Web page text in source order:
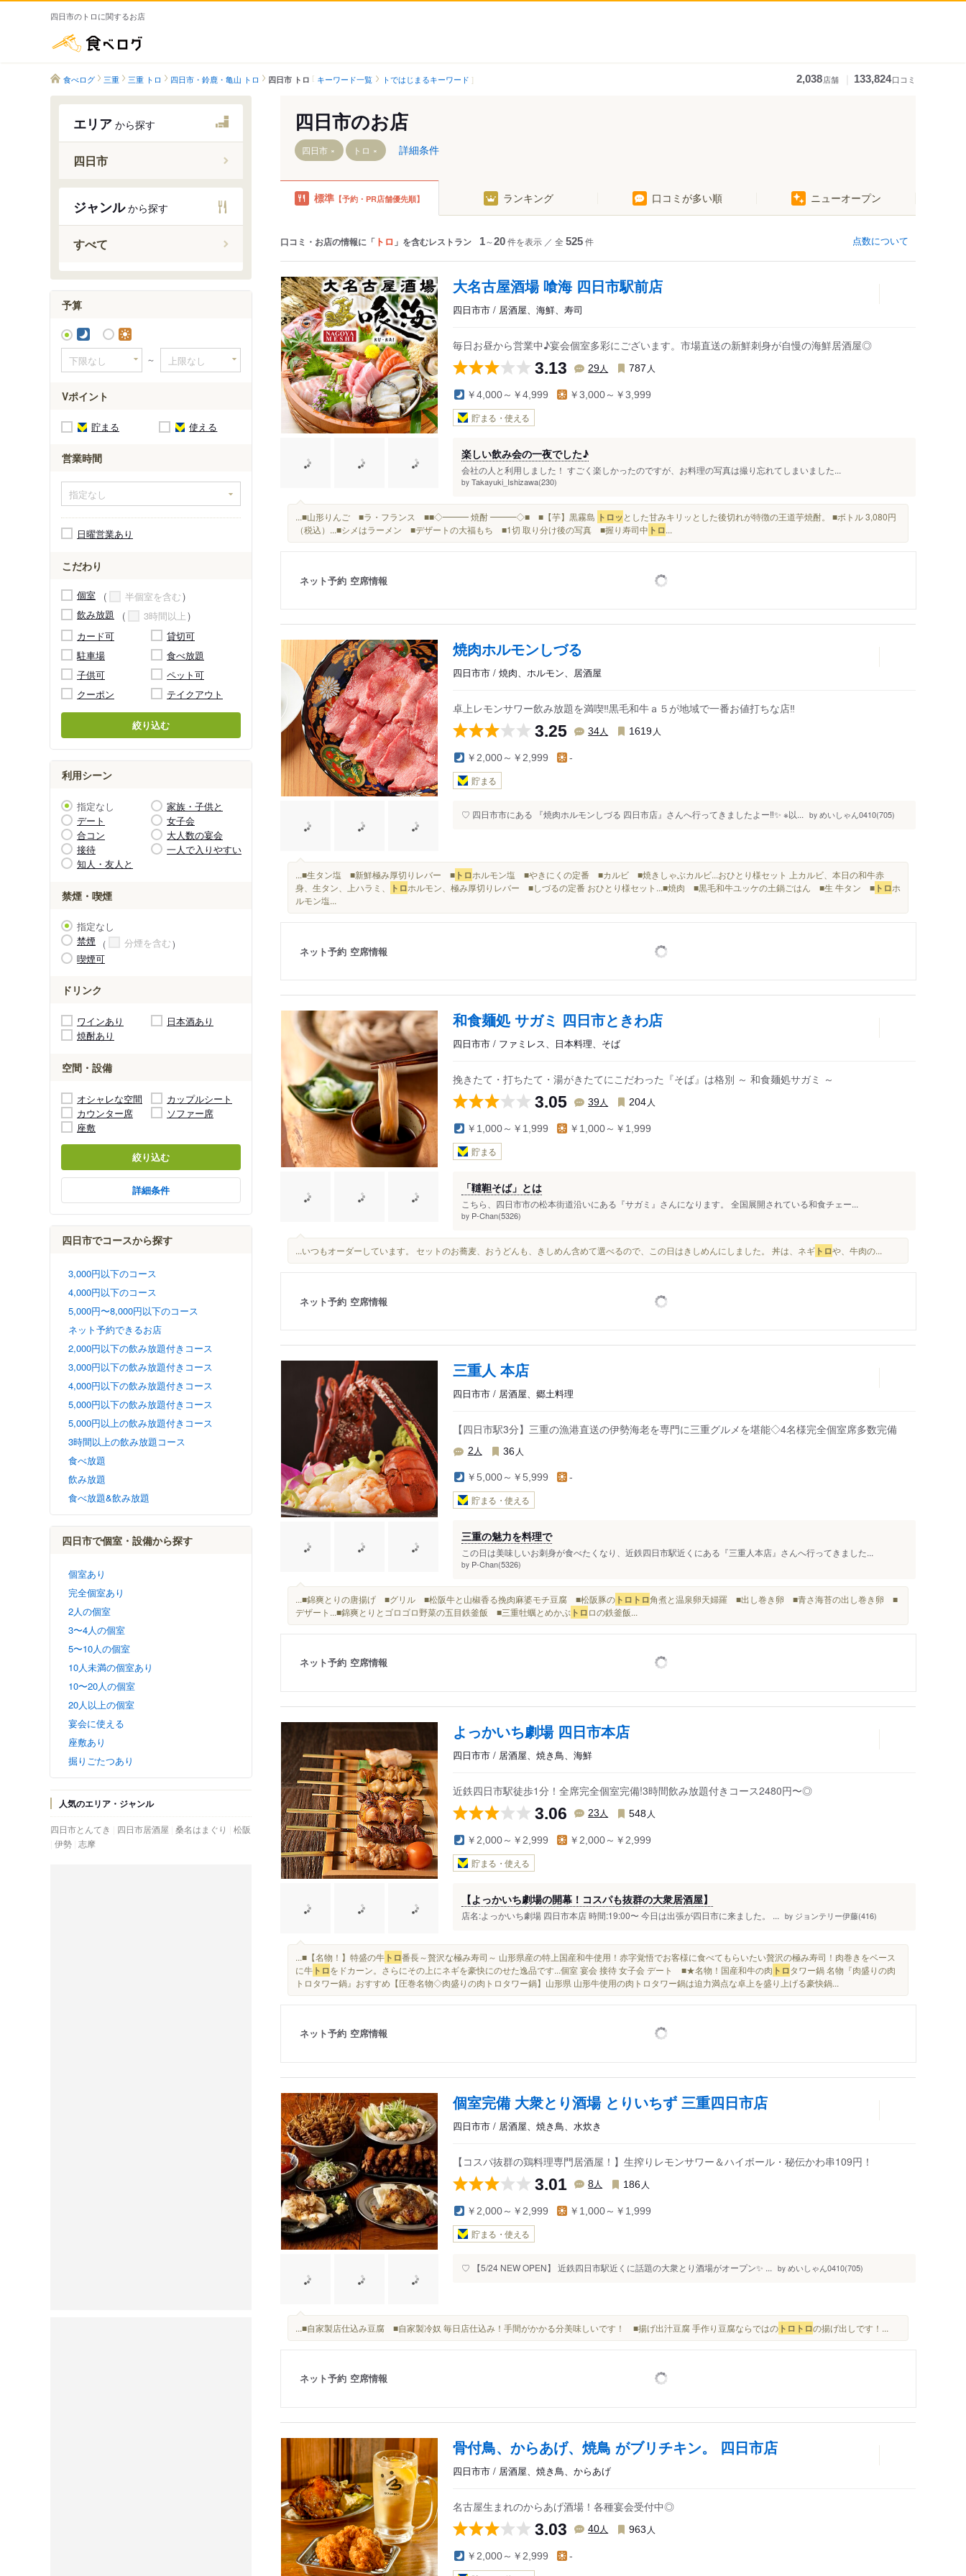
四日市のトロに関するお店
食べログ 三重 三重 トロ 四日市・鈴鹿・亀山 トロ 四日市 トロ キーワード一覧 トではじまるキーワード 2,038店舗 133,824口コミ
エリア から探す
四日市
富田駅
四日市駅
南四日市駅
河原田駅
近鉄富田駅
大矢知駅
平津駅
暁学園前駅
山城駅
北勢中央公園口駅
川越富洲原駅
霞ケ浦駅
阿倉川駅
川原町駅
近鉄四日市駅
新正駅
海山道駅
北楠駅
楠駅
中川原駅
高角駅
桜駅
あすなろう四日市駅
南日永駅
泊駅
内部駅
ジャンルから探す
すべて
予算
～
Vポイント
貯まる 使える
営業時間
日曜営業あり
こだわり
個室
半個室を含む
飲み放題
3時間以上
カード可
貸切可
駐車場
食べ放題
子供可
ペット可
クーポン
テイクアウト
絞り込む
利用シーン
指定なし
家族・子供と
デート
女子会
合コン
大人数の宴会
接待
一人で入りやすい
知人・友人と
禁煙・喫煙
指定なし
禁煙
分煙を含む
喫煙可
ドリンク
ワインあり
日本酒あり
焼酎あり
空間・設備
オシャレな空間
カップルシート
カウンター席
ソファー席
座敷
絞り込む
詳細条件
四日市でコースから探す
3,000円以下のコース
4,000円以下のコース
5,000円〜8,000円以下のコース
ネット予約できるお店
2,000円以下の飲み放題付きコース
3,000円以下の飲み放題付きコース
4,000円以下の飲み放題付きコース
5,000円以下の飲み放題付きコース
5,000円以上の飲み放題付きコース
3時間以上の飲み放題コース
食べ放題
飲み放題
食べ放題&飲み放題
四日市で個室・設備から探す
個室あり
完全個室あり
2人の個室
3〜4人の個室
5〜10人の個室
10人未満の個室あり
10〜20人の個室
20人以上の個室
宴会に使える
座敷あり
掘りごたつあり
人気のエリア・ジャンル
四日市とんてき 四日市居酒屋 桑名はまぐり
松阪
伊勢 志摩
四日市のお店
四日市 トロ 詳細条件
標準 【予約・PR店舗優先順】 ランキング 口コミが多い順 ニューオープン
口コミ・お店の情報に「 トロ 」を含むレストラン 1～20件を表示 ／ 全 525件 点数について
大名古屋酒場 喰海 四日市駅前店
四日市市 / 居酒屋、海鮮、寿司
毎日お昼から営業中♪宴会個室多彩にございます。市場直送の新鮮刺身が自慢の海鮮居酒屋◎
3.13 29人 787 人
￥4,000～￥4,999 ￥3,000～￥3,999
貯まる・使える
楽しい飲み会の一夜でした♪
会社の人と利用しました！ すごく楽しかったのですが、お料理の写真は撮り忘れてしまいました...
by Takayuki_Ishizawa(230)
...■山形りんご ■ラ・フランス ■■◇━━━ 焼酎 ━━━◇■ ■【芋】黒霧島 トロッとした甘みキリッとした後切れが特徴の王道芋焼酎。 ■ボトル 3,080円
（税込）...■シメはラーメン ■デザートの大福もち ■1切 取り分け後の写真 ■握り寿司中 トロ...
ネット予約 空席情報
焼肉ホルモンしづる
四日市市 / 焼肉、ホルモン、居酒屋
卓上レモンサワー飲み放題を満喫‼️黒毛和牛ａ５が地域で一番お値打ちな店‼️
3.25 34人 1619 人
￥2,000～￥2,999 -
貯まる
♡ 四日市市にある 『焼肉ホルモンしづる 四日市店』さんへ行ってきましたよー‼️✨ ※以... by めいしゃん0410(705)
...■生タン塩 ■新鮮極み厚切りレバー ■ トロホルモン塩 ■やきにくの定番 ■カルビ ■焼きしゃぶカルビ...おひとり様セット 上カルビ、本日の和牛赤
身、生タン、上ハラミ、
トロホルモン、極み厚切りレバー ■しづるの定番 おひとり様セット...■焼肉 ■黒毛和牛ユッケの土鍋ごはん ■生 牛タン ■ トロホ
ルモン塩...
ネット予約 空席情報
和食麺処 サガミ 四日市ときわ店
四日市市 / ファミレス、日本料理、そば
挽きたて・打ちたて・湯がきたてにこだわった『そば』は格別 ～ 和食麺処サガミ ～
3.05 39人 204 人
￥1,000～￥1,999 ￥1,000～￥1,999
貯まる
「韃靼そば」とは
こちら、四日市市の松本街道沿いにある『サガミ』さんになります。 全国展開されている和食チェー...
by P-Chan(5326)
...いつもオーダーしています。 セットのお蕎麦、おうどんも、きしめん含めて選べるので、この日はきしめんにしました。 丼は、ネギ トロや、牛肉の...
ネット予約 空席情報
三重人 本店
四日市市 / 居酒屋、郷土料理
【四日市駅3分】三重の漁港直送の伊勢海老を専門に三重グルメを堪能◇4名様完全個室席多数完備
2 人 36 人
￥5,000～￥5,999 -
貯まる・使える
三重の魅力を料理で
この日は美味しいお刺身が食べたくなり、近鉄四日市駅近くにある『三重人本店』さんへ行ってきました...
by P-Chan(5326)
...■錦爽とりの唐揚げ ■グリル ■松阪牛と山椒香る挽肉麻婆モチ豆腐 ■松阪豚の トロ トロ角煮と温泉卵天婦羅 ■出し巻き卵 ■青さ海苔の出し巻き卵 ■
デザート...■錦爽とりとゴロゴロ野菜の五目鉄釜飯 ■三重牡蠣とめかぶ トロロの鉄釜飯...
ネット予約 空席情報
よっかいち劇場 四日市本店
四日市市 / 居酒屋、焼き鳥、海鮮
近鉄四日市駅徒歩1分！全席完全個室完備!3時間飲み放題付きコース2480円〜◎
3.06 23 人 548 人
￥2,000～￥2,999 ￥2,000～￥2,999
貯まる・使える
【よっかいち劇場の開幕！コスパも抜群の大衆居酒屋】
店名:よっかいち劇場 四日市本店 時間:19:00〜 今日は出張が四日市に来ました。 ... by ジョンテリー伊藤(416)
...■【名物！】特盛の牛 トロ番長～贅沢な極み寿司～ 山形県産の特上国産和牛使用！赤字覚悟でお客様に食べてもらいたい贅沢の極み寿司！肉巻きをベース
に牛 トロをドカーン。さらにその上にネギを豪快にのせた逸品です...個室 宴会 接待 女子会 デート ■★名物！国産和牛の肉 トロタワー鍋 名物『肉盛りの肉
トロタワー鍋』おすすめ【圧巻名物◇肉盛りの肉トロタワー鍋】山形県 山形牛使用の肉トロタワー鍋は迫力満点な卓上を盛り上げる豪快鍋...
ネット予約 空席情報
個室完備 大衆とり酒場 とりいちず 三重四日市店
四日市市 / 居酒屋、焼き鳥、水炊き
【コスパ抜群の鶏料理専門居酒屋！】生搾りレモンサワー＆ハイボール・秘伝かわ串109円！
3.01 8人 186 人
￥2,000～￥2,999 ￥1,000～￥1,999
貯まる・使える
♡ 【5/24 NEW OPEN】 近鉄四日市駅近くに話題の大衆とり酒場がオープン✨ ... by めいしゃん0410(705)
...■自家製店仕込み豆腐 ■自家製冷奴 毎日店仕込み！手間がかかる分美味しいです！ ■揚げ出汁豆腐 手作り豆腐ならではの トロ トロの揚げ出しです！...
ネット予約 空席情報
骨付鳥、からあげ、焼鳥 がブリチキン。 四日市店
四日市市 / 居酒屋、焼き鳥、からあげ
名古屋生まれのからあげ酒場！各種宴会受付中◎
3.03 40人 963 人
￥2,000～￥2,999 -